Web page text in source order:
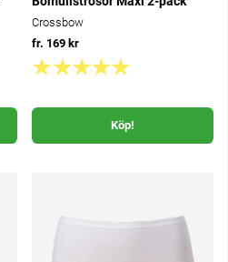
Crossbow
fr. 169 kr
Köp!